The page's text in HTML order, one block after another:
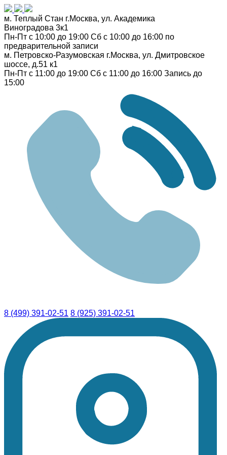
м. Теплый Стан г.Москва, ул. Академика
Виноградова 3к1
Пн-Пт с 10:00 до 19:00 Сб с 10:00 до 16:00 по
предварительной записи
м. Петровско-Разумовская г.Москва, ул. Дмитровское
шоссе, д.51 к1
Пн-Пт с 11:00 до 19:00 Сб с 11:00 до 16:00 Запись до
15:00
8 (499) 391-02-51 8 (925) 391-02-51